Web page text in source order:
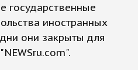
государственные
иностранных
они закрыты для